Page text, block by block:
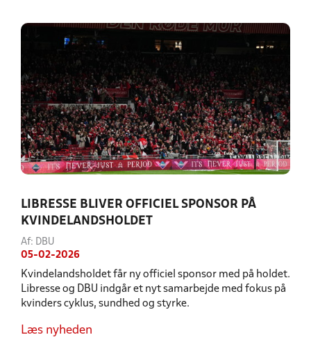
LIBRESSE BLIVER OFFICIEL SPONSOR PÅ
KVINDELANDSHOLDET
Af: DBU
05-02-2026
Kvindelandsholdet får ny officiel sponsor med på holdet.
Libresse og DBU indgår et nyt samarbejde med fokus på
kvinders cyklus, sundhed og styrke.
Læs nyheden